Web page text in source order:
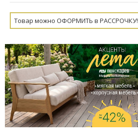
Товар можно ОФОРМИТЬ в РАССРОЧКУ!